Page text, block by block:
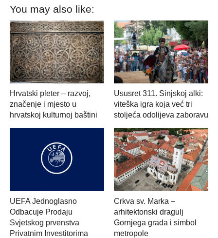
You may also like:
Hrvatski pleter – razvoj,
značenje i mjesto u
hrvatskoj kulturnoj baštini
Ususret 311. Sinjskoj alki:
viteška igra koja već tri
stoljeća odolijeva zaboravu
UEFA Jednoglasno
Odbacuje Prodaju
Svjetskog prvenstva
Privatnim Investitorima
Crkva sv. Marka –
arhitektonski dragulj
Gornjega grada i simbol
metropole